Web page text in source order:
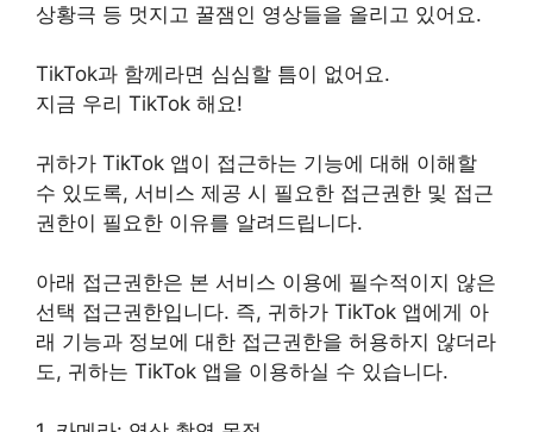
상황극 등 멋지고 꿀잼인 영상들을 올리고 있어요.
TikTok과 함께라면 심심할 틈이 없어요.
지금 우리 TikTok 해요!
귀하가 TikTok 앱이 접근하는 기능에 대해 이해할
수 있도록, 서비스 제공 시 필요한 접근권한 및 접근
권한이 필요한 이유를 알려드립니다.
아래 접근권한은 본 서비스 이용에 필수적이지 않은
선택 접근권한입니다. 즉, 귀하가 TikTok 앱에게 아
래 기능과 정보에 대한 접근권한을 허용하지 않더라
도, 귀하는 TikTok 앱을 이용하실 수 있습니다.